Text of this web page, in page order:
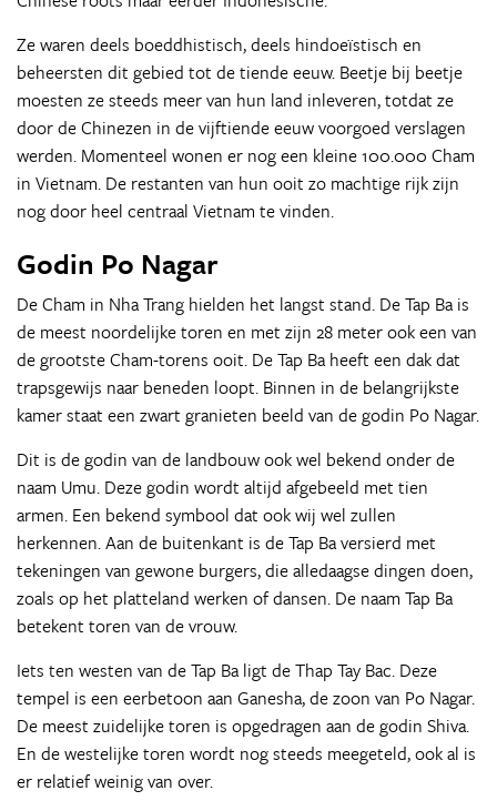
Ze waren deels boeddhistisch, deels hindoeïstisch en
beheersten dit gebied tot de tiende eeuw. Beetje bij beetje
moesten ze steeds meer van hun land inleveren, totdat ze
door de Chinezen in de vijftiende eeuw voorgoed verslagen
werden. Momenteel wonen er nog een kleine 100.000 Cham
in Vietnam. De restanten van hun ooit zo machtige rijk zijn
nog door heel centraal Vietnam te vinden.
Godin Po Nagar
De Cham in Nha Trang hielden het langst stand. De Tap Ba is
de meest noordelijke toren en met zijn 28 meter ook een van
de grootste Cham-torens ooit. De Tap Ba heeft een dak dat
trapsgewijs naar beneden loopt. Binnen in de belangrijkste
kamer staat een zwart granieten beeld van de godin Po Nagar.
Dit is de godin van de landbouw ook wel bekend onder de
naam Umu. Deze godin wordt altijd afgebeeld met tien
armen. Een bekend symbool dat ook wij wel zullen
herkennen. Aan de buitenkant is de Tap Ba versierd met
tekeningen van gewone burgers, die alledaagse dingen doen,
zoals op het platteland werken of dansen. De naam Tap Ba
betekent toren van de vrouw.
Iets ten westen van de Tap Ba ligt de Thap Tay Bac. Deze
tempel is een eerbetoon aan Ganesha, de zoon van Po Nagar.
De meest zuidelijke toren is opgedragen aan de godin Shiva.
En de westelijke toren wordt nog steeds meegeteld, ook al is
er relatief weinig van over.